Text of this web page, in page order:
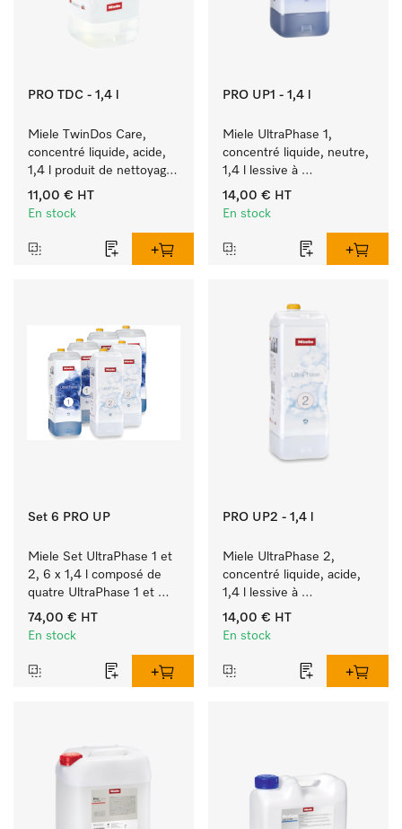
PRO TDC - 1,4 l
Miele TwinDos Care,
concentré liquide, acide,
1,4 l produit de nettoyage
pour système de dosage
TwinDos.
11,00 € HT
En stock
PRO UP1 - 1,4 l
Miele UltraPhase 1,
concentré liquide, neutre,
1,4 l lessive à
deux composants actifs
pour couleurs, blanc et
14,00 € HT
En stock
Set 6 PRO UP
Miele Set UltraPhase 1 et
2, 6 x 1,4 l composé de
quatre UltraPhase 1 et
deux UltraPhase 2.
74,00 € HT
En stock
PRO UP2 - 1,4 l
Miele UltraPhase 2,
concentré liquide, acide,
1,4 l lessive à
deux composants actifs
pour couleurs, blanc et
14,00 € HT
En stock